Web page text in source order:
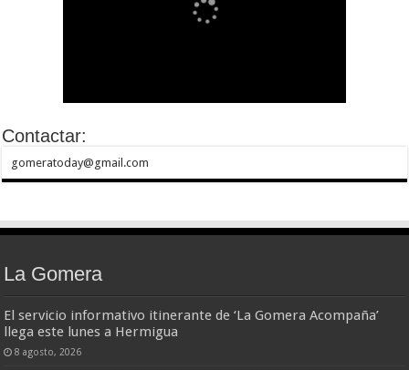
Contactar:
gomeratoday@gmail.com
La Gomera
El servicio informativo itinerante de ‘La Gomera Acompaña’
llega este lunes a Hermigua
8 agosto, 2026